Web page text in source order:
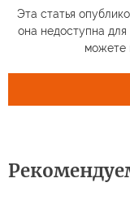
Эта статья
она недоступна
можете